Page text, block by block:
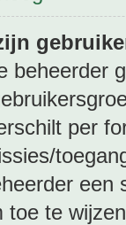
beheerder
per
een
toe te